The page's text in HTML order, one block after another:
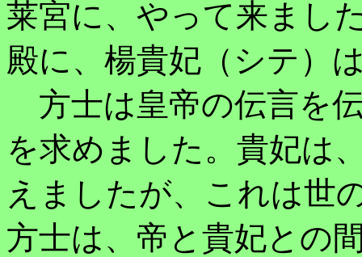
莱宮に、やって来まし
殿に、楊貴妃（シテ）
方士は皇帝の伝言を
を求めました。貴妃は
えましたが、これは世
方士は、帝と貴妃との